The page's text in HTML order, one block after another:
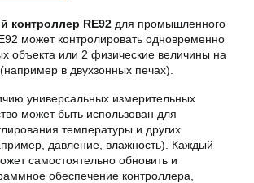
контроллер RE92 для промышленного
может контролировать одновременно
объекта или 2 физические величины на
в двухзонных печах).
универсальных измерительных
может быть использован для
температуры и других
давление, влажность). Каждый
самостоятельно обновить и
обеспечение контроллера,